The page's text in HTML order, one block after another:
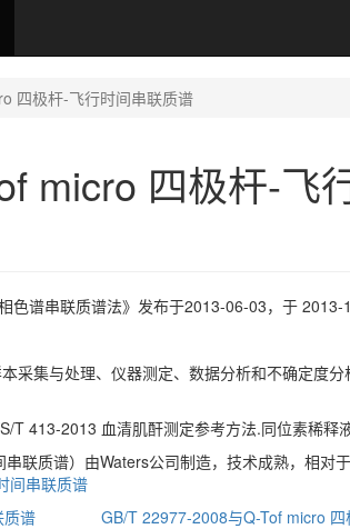
四极杆-飞行时间串联质谱
micro 四极杆-飞
色谱串联质谱法》发布于2013-06-03，于 2013-
采集与处理、仪器测定、数据分析和不确定度
413-2013 血清肌酐测定参考方法.同位素稀释
联质谱）由Waters公司制造，技术成熟，相对
间串联质谱
质谱
GB/T 22977-2008与Q-Tof micro